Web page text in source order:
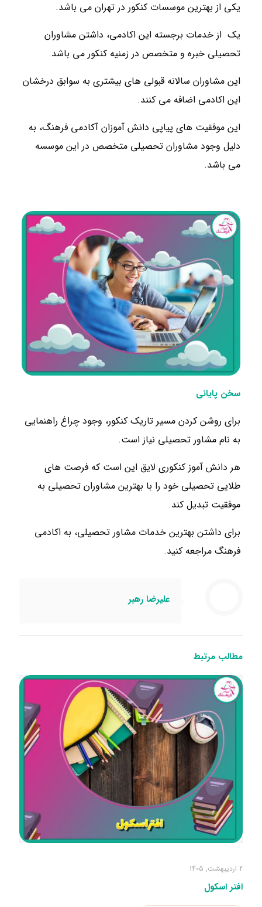
یکی از بهترین موسسات کنکور در تهران می باشد.
یک از خدمات برجسته این اکادمی، داشتن مشاوران
تحصیلی خبره و متخصص در زمنیه کنکور می باشد.
این مشاوران سالانه قبولی های بیشتری به سوابق درخشان
این اکادمی اضافه می کنند.
این موفقیت های پیاپی دانش آموزان آکادمی فرهنگ، به
دلیل وجود مشاوران تحصیلی متخصص در این موسسه
می باشد.
سخن پایانی
برای روشن کردن مسیر تاریک کنکور، وجود چراغ راهنمایی
به نام مشاور تحصیلی نیاز است.
هر دانش آموز کنکوری لایق این است که فرصت های
طلایی تحصیلی خود را با بهترین مشاوران تحصیلی به
موفقیت تبدیل کند.
برای داشتن بهترین خدمات مشاور تحصیلی، به اکادمی
فرهنگ مراجعه کنید.
علیرضا رهبر
مطالب مرتبط
2 اردیبهشت, 1405
افتر اسکول